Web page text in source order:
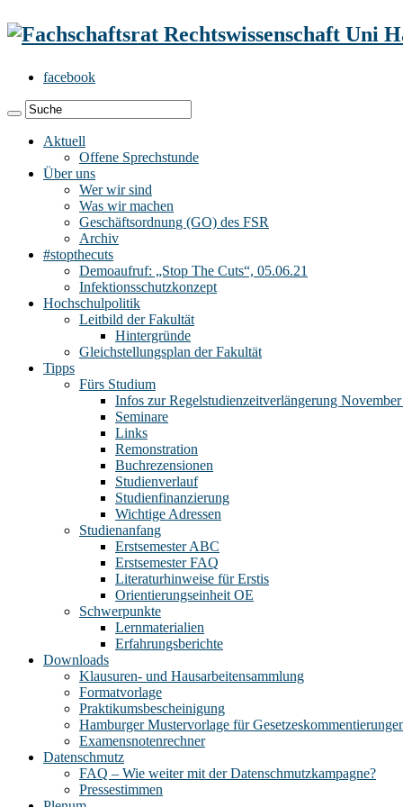
facebook
Aktuell
Offene Sprechstunde
Über uns
Wer wir sind
Was wir machen
Geschäftsordnung (GO) des FSR
Archiv
#stopthecuts
Demoaufruf: „Stop The Cuts“, 05.06.21
Infektionsschutzkonzept
Hochschulpolitik
Leitbild der Fakultät
Hintergründe
Gleichstellungsplan der Fakultät
Tipps
Fürs Studium
Infos zur Regelstudienzeitverlängerung
Seminare
Links
Remonstration
Buchrezensionen
Studienverlauf
Studienfinanzierung
Wichtige Adressen
Studienanfang
Erstsemester ABC
Erstsemester FAQ
Literaturhinweise für Erstis
Orientierungseinheit OE
Schwerpunkte
Lernmaterialien
Erfahrungsberichte
Downloads
Klausuren- und Hausarbeitensammlung
Formatvorlage
Praktikumsbescheinigung
Hamburger Mustervorlage für
Examensnotenrechner
Datenschmutz
FAQ – Wie weiter mit der Datenschmutzkampagne?
Pressestimmen